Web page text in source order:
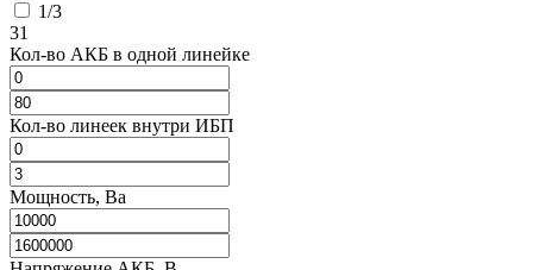
1/3
31
Кол-во АКБ в одной линейке
Кол-во линеек внутри ИБП
Мощность, Ва